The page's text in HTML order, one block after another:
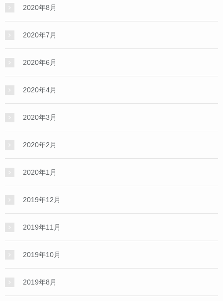
2020年8月
2020年7月
2020年6月
2020年4月
2020年3月
2020年2月
2020年1月
2019年12月
2019年11月
2019年10月
2019年8月